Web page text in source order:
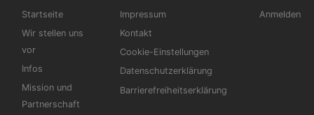
Hauptnavigation
Startseite
Wir stellen uns
vor
Infos
Mission und
Partnerschaft
Fußbereichsmenü
Impressum
Kontakt
Cookie-Einstellungen
Datenschutzerklärung
Barrierefreiheitserklärung
Anmelden